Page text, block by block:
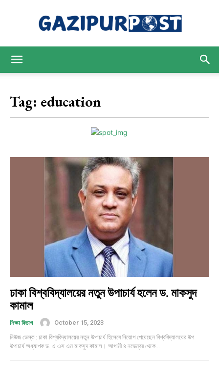
Tag: education
ঢাকা বিশ্ববিদ্যালয়ের নতুন উপাচার্য হলেন ড. মাকসুদ
কামাল
শিক্ষা বিভাগ
October 15, 2023
নিউজ ডেস্ক : ঢাকা বিশ্ববিদ্যালয়ের নতুন উপাচার্য হিসেবে নিয়োগ পেয়েছেন বিশ্ববিদ্যালয়ের উপ
উপাচার্য অধ্যাপক ড. এ এস এম মাকসুদ কামাল। আগামী ৪ নভেম্বর থেকে...